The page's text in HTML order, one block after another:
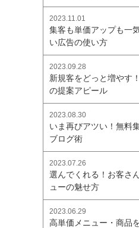
2023.11.01
集客も単価アップも一
い広告の使い方
2023.09.28
新規客をどっと増やす
の提案アピール
2023.08.30
いま再びアツい！無料
ブログ術
2023.07.26
選んでくれる！お客さ
ューの魅せ方
2023.06.29
高単価メニュー・商品